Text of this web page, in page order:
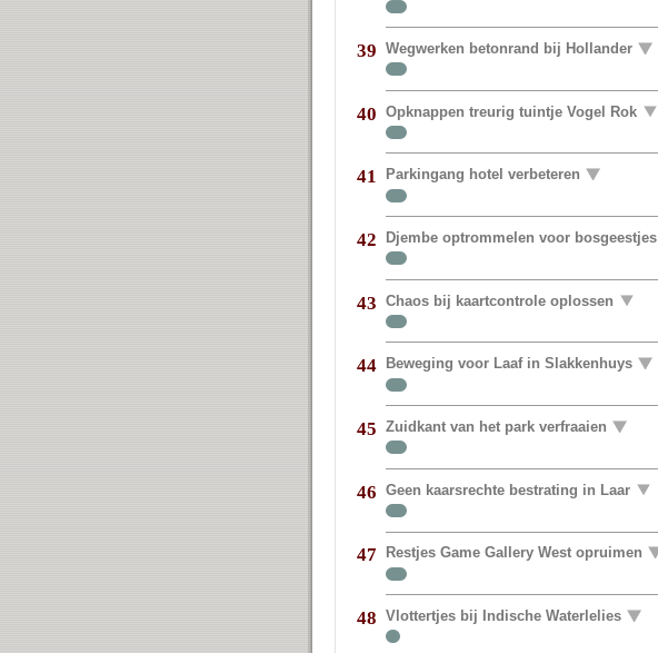
39 Wegwerken betonrand bij Hollander
40 Opknappen treurig tuintje Vogel Rok
41 Parkingang hotel verbeteren
42 Djembe optrommelen voor bosgeestjes
43 Chaos bij kaartcontrole oplossen
44 Beweging voor Laaf in Slakkenhuys
45 Zuidkant van het park verfraaien
46 Geen kaarsrechte bestrating in Laar
47 Restjes Game Gallery West opruimen
48 Vlottertjes bij Indische Waterlelies